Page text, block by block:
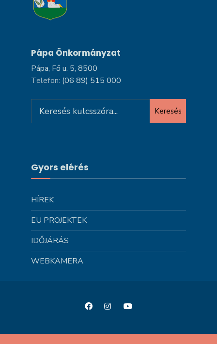
Pápa Önkormányzat
Pápa, Fő u. 5, 8500
Telefon: (06 89) 515 000
for:
Keresés
Gyors elérés
HÍREK
EU PROJEKTEK
IDŐJÁRÁS
WEBKAMERA